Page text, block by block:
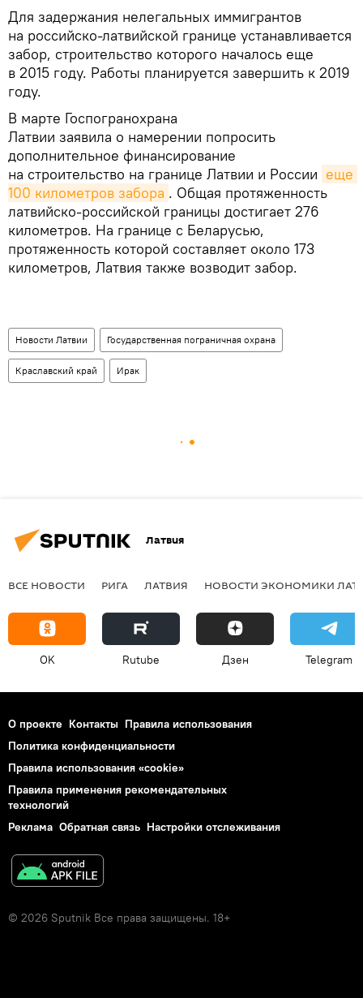
Для задержания нелегальных иммигрантов
на российско-латвийской границе устанавливается
забор, строительство которого началось еще
в 2015 году. Работы планируется завершить к 2019
году.
В марте Госпогранохрана
Латвии заявила о намерении попросить
дополнительное финансирование
на строительство на границе Латвии и России еще
100 километров забора . Общая протяженность
латвийско-российской границы достигает 276
километров. На границе с Беларусью,
протяженность которой составляет около 173
километров, Латвия также возводит забор.
Новости Латвии Государственная пограничная охрана
Краславский край Ирак
Латвия
ВСЕ НОВОСТИ РИГА ЛАТВИЯ НОВОСТИ ЭКОНОМИКИ
OK Rutube Дзен Telegram
О проекте Контакты Правила использования
Политика конфиденциальности
Правила использования «cookie»
Правила применения рекомендательных
технологий
Реклама Обратная связь Настройки отслеживания
© 2026 Sputnik Все права защищены. 18+